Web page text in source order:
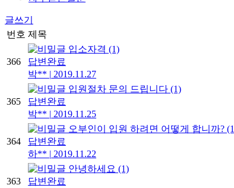
글쓰기
번호 제목
366
입소자격 (1)
답변완료
박** | 2019.11.27
365
입원절차 문의 드립니다 (1)
답변완료
박** | 2019.11.25
364
오부인이 입원 하려면 어떻게 합니까?
답변완료
하** | 2019.11.22
363
안녕하세요 (1)
답변완료